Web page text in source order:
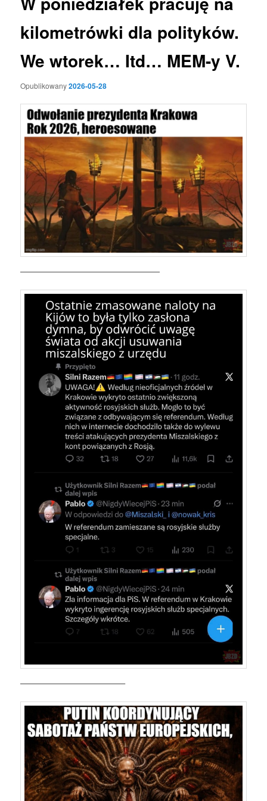
kilometrówki dla polityków.
We wtorek… Itd… MEM-y V.
Opublikowany2026-05-28
——————————————————
—————————————–